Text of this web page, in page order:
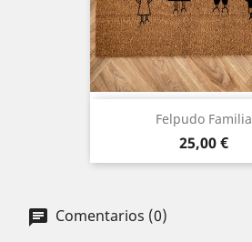
Felpudo Familia
Precio
25,00 €
Comentarios (0)